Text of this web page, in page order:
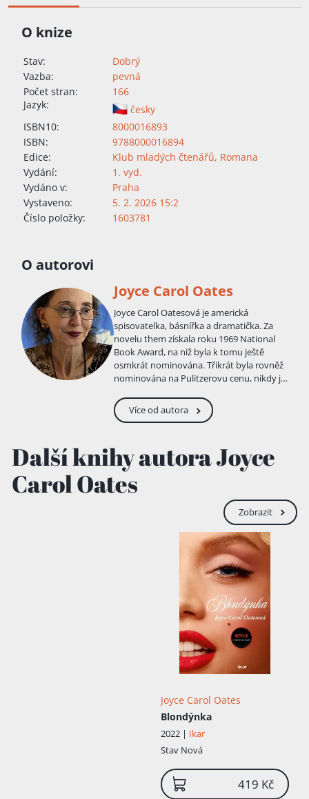
O knize
Stav:
Dobrý
Vazba:
pevná
Počet stran:
166
Jazyk:
česky
ISBN10:
8000016893
ISBN:
9788000016894
Edice:
Klub mladých čtenářů, Romana
Vydání:
1. vyd.
Vydáno v:
Praha
Vystaveno:
5. 2. 2026 15:2
Číslo položky:
1603781
O autorovi
Joyce Carol Oates
Joyce Carol Oatesová je americká
spisovatelka, básnířka a dramatička. Za
novelu them získala roku 1969 National
Book Award, na niž byla k tomu ještě
osmkrát nominována. Třikrát byla rovněž
nominována na Pulitzerovu cenu, nikdy ji
některé navíc pod pseudonymy
Rosamond Smith a Lauren Kelly. Její kniha
Více od autora
Další knihy autora Joyce
Carol Oates
Zobrazit
Joyce Carol Oates
Blondýnka
2022 | Ikar
Stav Nová
419 Kč